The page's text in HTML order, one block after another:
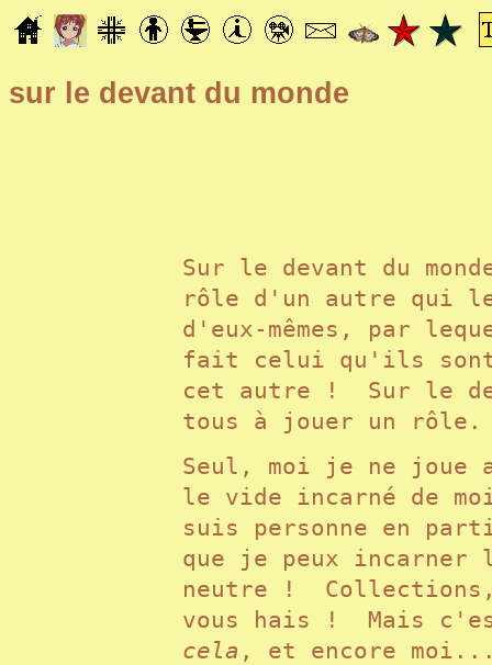
sur le devant du monde
Sur le devant du
rôle d'un autre qui
d'eux-mêmes, par
fait celui qu'ils
cet autre ! Sur le
tous à jouer un
Seul, moi je ne joue
le vide incarné de
suis personne en
que je peux incarner
neutre !
vous hais ! Mais
cela , et encore